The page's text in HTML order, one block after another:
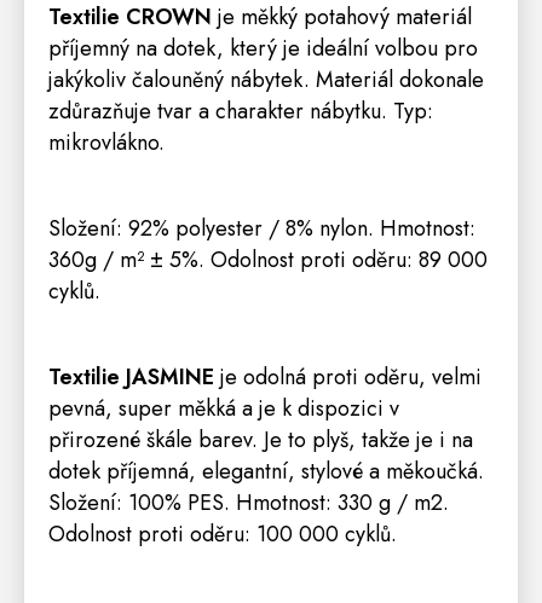
Textilie CROWN je měkký potahový materiál
příjemný na dotek, který je ideální volbou pro
jakýkoliv čalouněný nábytek. Materiál dokonale
zdůrazňuje tvar a charakter nábytku. Typ:
mikrovlákno.
Složení: 92% polyester / 8% nylon. Hmotnost:
360g / m² ± 5%. Odolnost proti oděru: 89 000
cyklů.
Textilie JASMINE je odolná proti oděru, velmi
pevná, super měkká a je k dispozici v
přirozené škále barev. Je to plyš, takže je i na
dotek příjemná, elegantní, stylové a měkoučká.
Složení: 100% PES. Hmotnost: 330 g / m2.
Odolnost proti oděru: 100 000 cyklů.